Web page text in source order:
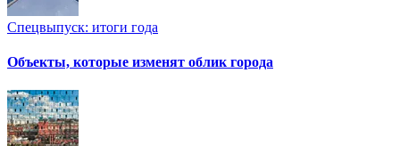
Спецвыпуск: итоги года
Объекты, которые изменят облик города